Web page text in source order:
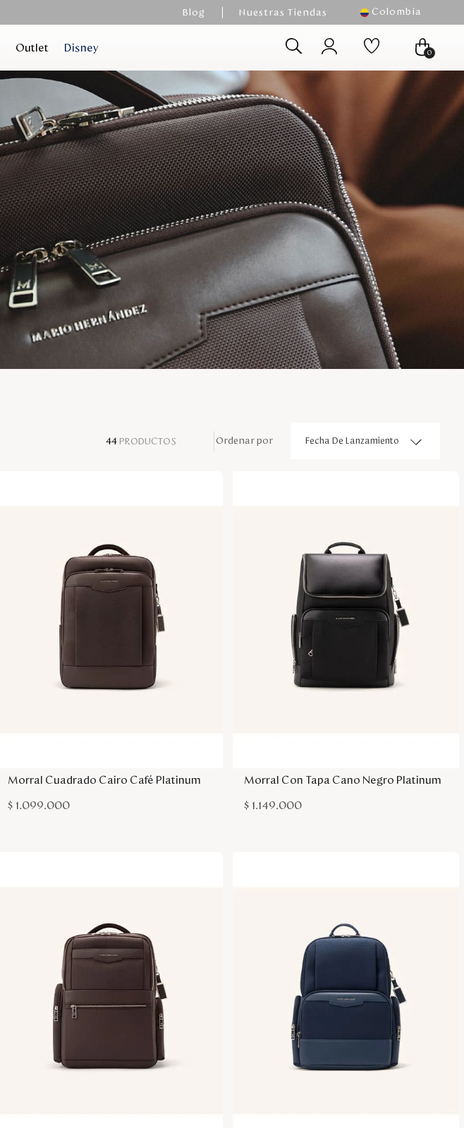
Blog Nuestras Tiendas Colombia
Outlet Disney 0
44PRODUCTOS Fecha De Lanzamiento
Morral Cuadrado Cairo Café Platinum
$ 1.099.000
Morral Con Tapa Cano Negro Platinum
$ 1.149.000